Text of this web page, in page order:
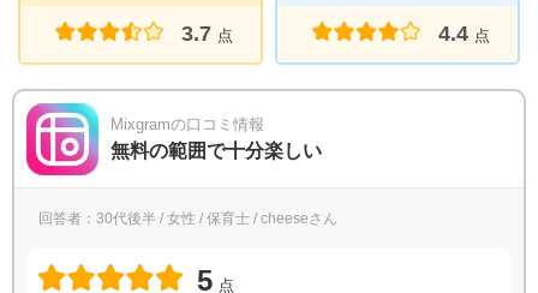
3.7 点 4.4 点
Mixgramの口コミ情報
無料の範囲で十分楽しい
回答者：30代後半 / 女性 / 保育士 / cheeseさん
5 点